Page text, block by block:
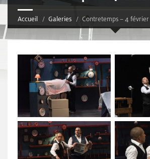
Accueil Galeries Contretemps – 4 février